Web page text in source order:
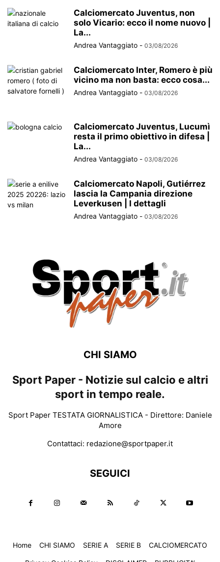
Calciomercato Juventus, non
solo Vicario: ecco il nome nuovo |
La...
Andrea Vantaggiato - 03/08/2026
Calciomercato Inter, Romero è più
vicino ma non basta: ecco cosa...
Andrea Vantaggiato - 03/08/2026
Calciomercato Juventus, Lucumì
resta il primo obiettivo in difesa |
La...
Andrea Vantaggiato - 03/08/2026
Calciomercato Napoli, Gutiérrez
lascia la Campania direzione
Leverkusen | I dettagli
Andrea Vantaggiato - 03/08/2026
CHI SIAMO
Sport Paper - Notizie sul calcio e altri
sport in tempo reale.
Sport Paper TESTATA GIORNALISTICA - Direttore: Daniele
Amore
Contattaci: redazione@sportpaper.it
SEGUICI
Home CHI SIAMO SERIE A SERIE B CALCIOMERCATO